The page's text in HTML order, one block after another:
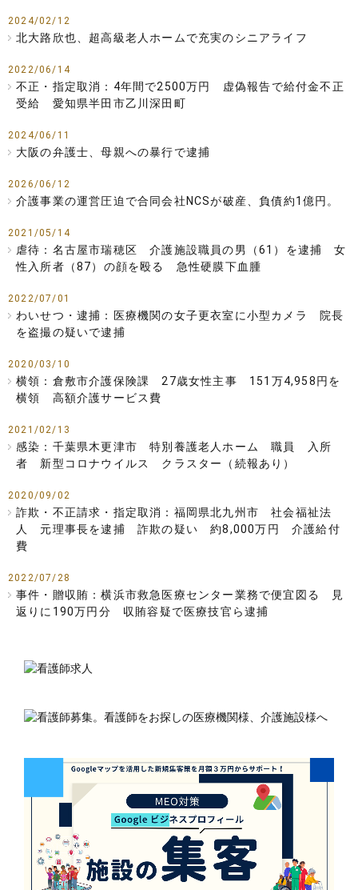
2024/02/12
北大路欣也、超高級老人ホームで充実のシニアライフ
2022/06/14
不正・指定取消：4年間で2500万円 虚偽報告で給付金不正
受給 愛知県半田市乙川深田町
2024/06/11
大阪の弁護士、母親への暴行で逮捕
2026/06/12
介護事業の運営圧迫で合同会社NCSが破産、負債約1億円。
2021/05/14
虐待：名古屋市瑞穂区 介護施設職員の男（61）を逮捕 女
性入所者（87）の顔を殴る 急性硬膜下血腫
2022/07/01
わいせつ・逮捕：医療機関の女子更衣室に小型カメラ 院長
を盗撮の疑いで逮捕
2020/03/10
横領：倉敷市介護保険課 27歳女性主事 151万4,958円を
横領 高額介護サービス費
2021/02/13
感染：千葉県木更津市 特別養護老人ホーム 職員 入所
者 新型コロナウイルス クラスター（続報あり）
2020/09/02
詐欺・不正請求・指定取消：福岡県北九州市 社会福祉法
人 元理事長を逮捕 詐欺の疑い 約8,000万円 介護給付
費
2022/07/28
事件・贈収賄：横浜市救急医療センター業務で便宜図る 見
返りに190万円分 収賄容疑で医療技官ら逮捕